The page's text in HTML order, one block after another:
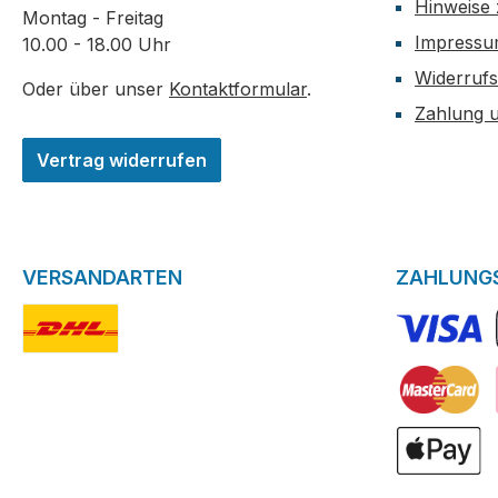
starker Akku mit
1350mAh Zugautomatik
Automatische
Ausgangsleistung bis 30
Watt Airflow Control
USB-Typ C (5V/1A)
Design & Bedienung Die
Sonder Q bleibt ihrem
Technische
starker Akku mit
1250mAh0,85"
Display
MTL & RDL-
Milliliter Side-
System
USB-Typ C (5V/
Design &
Einstellungen
Q2 können sehr
über nur einen
geändert werden.
Montag - Freitag
10.00 - 18.00 Uhr
Oder über unser Kontaktformular.
Vertrag widerrufen
Zahlung
VERSANDARTEN
Kreditkarte
VISA Logo